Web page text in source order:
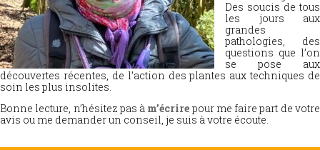
Des soucis de tous
les jours aux
grandes
pathologies, des
questions que l’on
se pose aux
découvertes récentes, de l’action des plantes aux techniques de
soin les plus insolites.
Bonne lecture, n’hésitez pas à m’écrire pour me faire part de votre
avis ou me demander un conseil, je suis à votre écoute.